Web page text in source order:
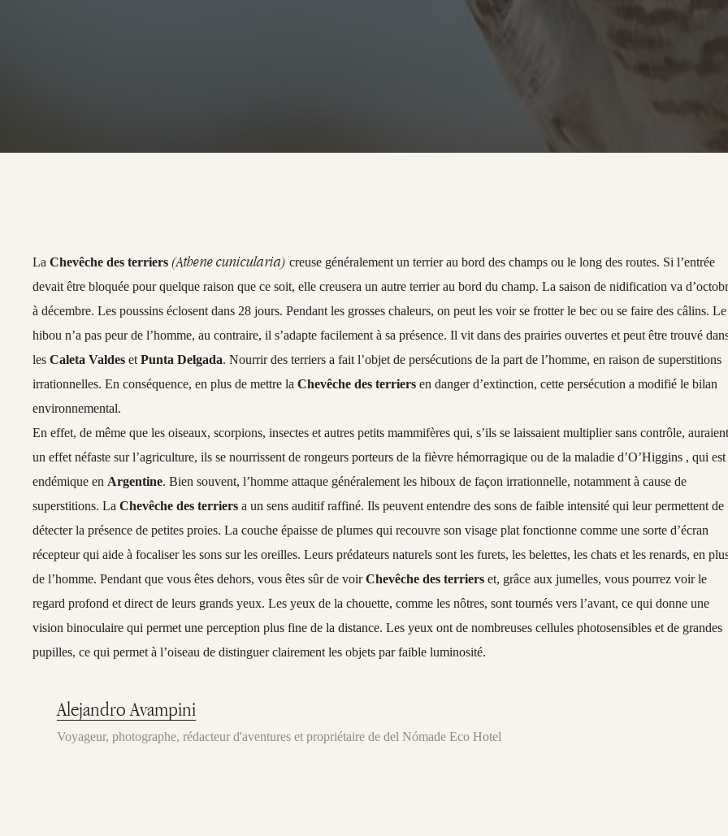
La Chevêche des terriers (Athene cunicularia) creuse généralement un terrier au bord des champs ou le long des routes. Si l’entrée
devait être bloquée pour quelque raison que ce soit, elle creusera un autre terrier au bord du champ. La saison de nidification va
à décembre. Les poussins éclosent dans 28 jours. Pendant les grosses chaleurs, on peut les voir se frotter le bec ou se faire des câlins. Le
hibou n’a pas peur de l’homme, au contraire, il s’adapte facilement à sa présence. Il vit dans des prairies ouvertes et peut être trouvé
les Caleta Valdes et Punta Delgada. Nourrir des terriers a fait l’objet de persécutions de la part de l’homme, en raison de superstitions
irrationnelles. En conséquence, en plus de mettre la Chevêche des terriers en danger d’extinction, cette persécution a modifié le bilan
environnemental.
En effet, de même que les oiseaux, scorpions, insectes et autres petits mammifères qui, s’ils se laissaient multiplier sans contrôle, auraient
un effet néfaste sur l’agriculture, ils se nourrissent de rongeurs porteurs de la fièvre hémorragique ou de la maladie d’O’Higgins , qui est
endémique en Argentine. Bien souvent, l’homme attaque généralement les hiboux de façon irrationnelle, notamment à cause de
superstitions. La Chevêche des terriers a un sens auditif raffiné. Ils peuvent entendre des sons de faible intensité qui leur permettent de
détecter la présence de petites proies. La couche épaisse de plumes qui recouvre son visage plat fonctionne comme une sorte d’écran
récepteur qui aide à focaliser les sons sur les oreilles. Leurs prédateurs naturels sont les furets, les belettes, les chats et les renards, en
de l’homme. Pendant que vous êtes dehors, vous êtes sûr de voirChevêche des terriers et, grâce aux jumelles, vous pourrez voir le
regard profond et direct de leurs grands yeux. Les yeux de la chouette, comme les nôtres, sont tournés vers l’avant, ce qui donne une
vision binoculaire qui permet une perception plus fine de la distance. Les yeux ont de nombreuses cellules photosensibles et de grandes
pupilles, ce qui permet à l’oiseau de distinguer clairement les objets par faible luminosité.
Alejandro Avampini
Voyageur, photographe, rédacteur d'aventures et propriétaire de del Nómade Eco Hotel